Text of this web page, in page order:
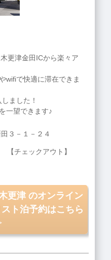
更津金田ICから楽々ア
wifiで快適に滞在できま
ました！
一望できます♪
３－１－２４
チェックアウト】
津 のオンライン
ト泊予約はこちら